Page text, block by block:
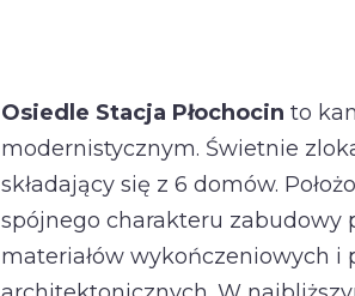
Osiedle Stacja Płochocin to
modernistycznym. Świetnie
składający się z 6 domów.
spójnego charakteru zabudowy
materiałów wykończeniowych i